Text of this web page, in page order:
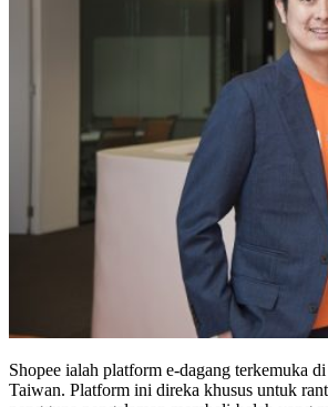
Shopee ialah platform e-dagang terkemuka
Taiwan. Platform ini direka khusus untuk